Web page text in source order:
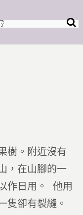
樹。附近沒有
，在山腳的一
作日用。 他用
隻卻有裂縫。